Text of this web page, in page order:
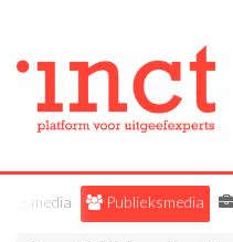
Alle media Publieksmedia